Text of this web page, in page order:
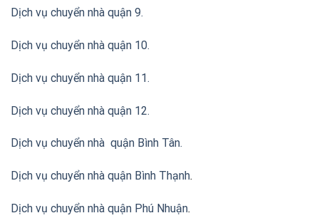
Dịch vụ chuyển nhà quận 9.
Dịch vụ chuyển nhà quận 10.
Dịch vụ chuyển nhà quận 11.
Dịch vụ chuyển nhà quận 12.
Dịch vụ chuyển nhà quận Bình Tân.
Dịch vụ chuyển nhà quận Bình Thạnh.
Dịch vụ chuyển nhà quận Phú Nhuận.